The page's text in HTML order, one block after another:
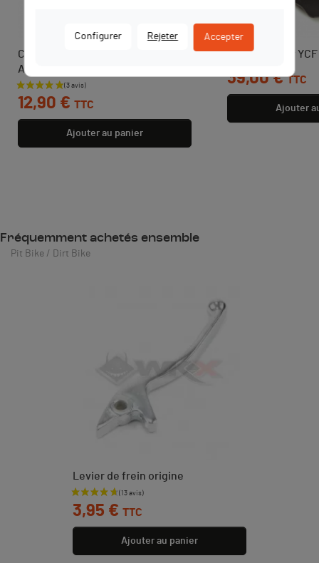
Chambre à air KENDA Renforcée
AR 90/100x14
Prix
12,90 € TTC
Ajouter au panier
Sabot moteur YCF
Prix
39,00 € TTC
Ajouter
Fréquemment achetés ensemble
Pit Bike / Dirt Bike
Levier de frein origine
Prix
3,95 € TTC
Ajouter au panier
Configurer Rejeter Accepter